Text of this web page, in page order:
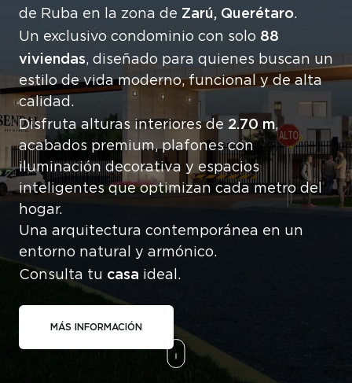
de Ruba en la zona de Zarú, Querétaro.
Un exclusivo condominio con solo 88
viviendas, diseñado para quienes buscan un
estilo de vida moderno, funcional y de alta
calidad.
Disfruta alturas interiores de 2.70 m,
acabados premium, plafones con
iluminación decorativa y espacios
inteligentes que optimizan cada metro del
hogar.
Una arquitectura contemporánea en un
entorno natural y armónico.
Consulta tu casa ideal.
MÁS INFORMACIÓN